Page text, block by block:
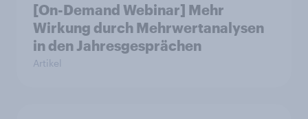
[On-Demand Webinar] Mehr
Wirkung durch Mehrwertanalysen
in den Jahresgesprächen
Artikel